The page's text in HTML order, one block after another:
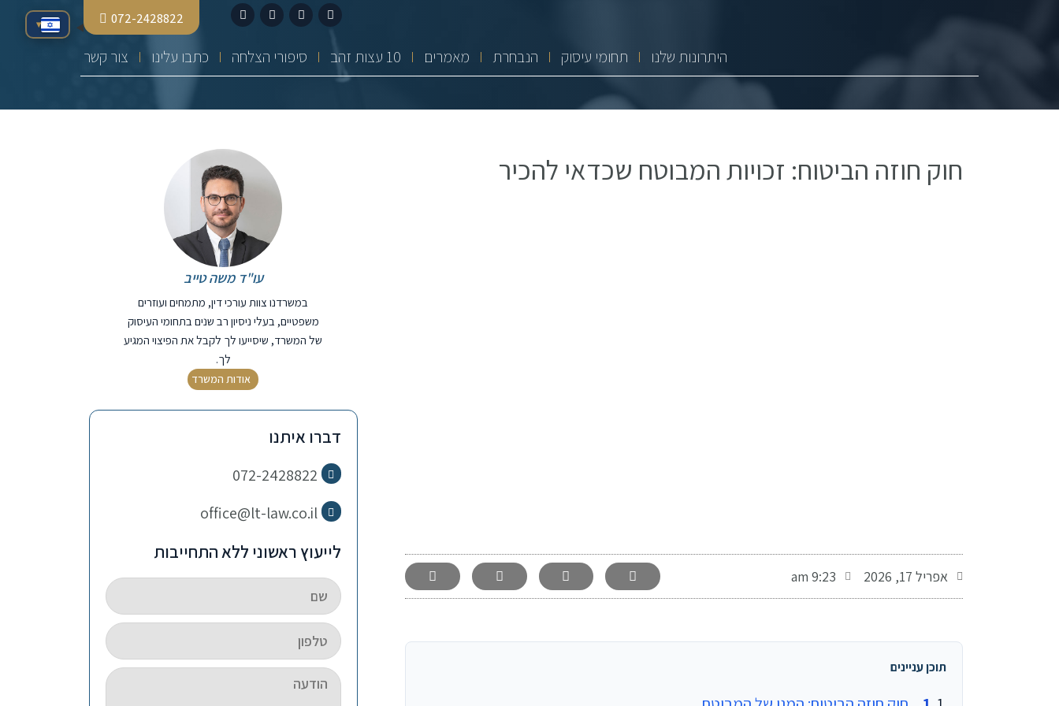
072-2428822
היתרונות שלנו תחומי עיסוק הנבחרת מאמרים 10 עצות זהב סיפורי הצלחה כתבו עלינו צור קשר
חוק חוזה הביטוח: זכויות המבוטח שכדאי להכיר
אפריל 17, 2026 9:23 am
תוכן עניינים
עו"ד משה טייב
במשרדנו צוות עורכי דין, מתמחים ועוזרים
משפטיים, בעלי ניסיון רב שנים בתחומי העיסוק
של המשרד, שיסייעו לך לקבל את הפיצוי המגיע
לך.
אודות המשרד
דברו איתנו
072-2428822
office@lt-law.co.il
לייעוץ ראשוני ללא התחייבות
▾